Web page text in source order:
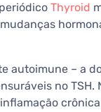
Thyroid
autoimune – a
no